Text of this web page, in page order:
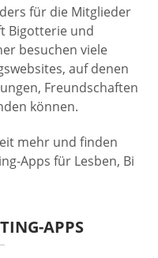
für die Mitglieder
Bigotterie und
besuchen viele
auf denen
Freundschaften
können.
mehr und finden
Apps für Lesben, Bi
APPS